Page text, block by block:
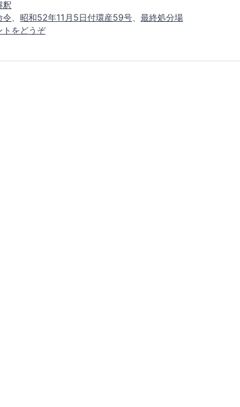
釈
令、 昭和52年11月5日付環産59号、最終処分場
トをどうぞ